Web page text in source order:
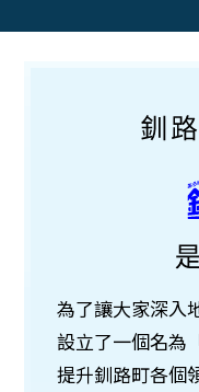
為了讓大家深入
設立了一個名為
提升釧路町各個